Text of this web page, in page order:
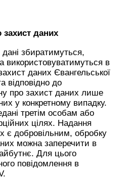
даних
дані збиратимуться,
використовуватимуться в
даних Євангельської
відповідно до
про захист даних лише
у конкретному випадку.
третім особам або
цілях. Надання
є добровільним, обробку
можна заперечити в
Для цього
повідомлення в